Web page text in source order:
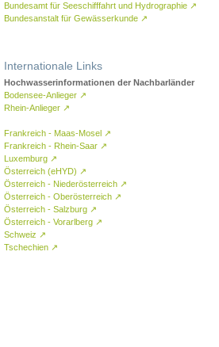
Bundesamt für Seeschifffahrt und Hydrographie ↗
Bundesanstalt für Gewässerkunde ↗
Internationale Links
Hochwasserinformationen der Nachbarländer
Bodensee-Anlieger ↗
Rhein-Anlieger ↗
Frankreich - Maas-Mosel ↗
Frankreich - Rhein-Saar ↗
Luxemburg ↗
Österreich (eHYD) ↗
Österreich - Niederösterreich ↗
Österreich - Oberösterreich ↗
Österreich - Salzburg ↗
Österreich - Vorarlberg ↗
Schweiz ↗
Tschechien ↗